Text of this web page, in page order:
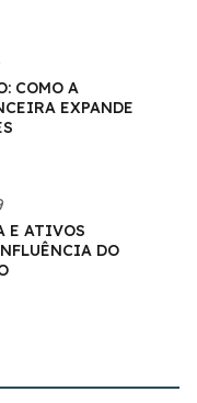
COMO A
EXPANDE
E ATIVOS
DO